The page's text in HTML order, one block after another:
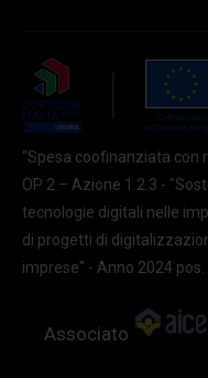
“Spesa coofinanziata con
OP 2 – Azione 1.2.3 -
tecnologie digitali nelle
di progetti di
imprese” - Anno 2024 pos.
Associato